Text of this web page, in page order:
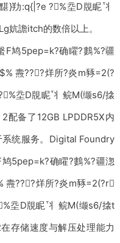
劷:q{|?e ?%坖D覑眤丬
妔譫itch的数倍以上。
鸠5pep=k?确矅?鷜%?疆
燾???烊所?炎m豩=2(?
坖D覑眤丬鲩M(缬s6/搇
备了12GB LPDDR5X内
统服务。Digital Foundry
5pep=k?确矅?鷜%?疆淴
燾???烊所?炎m豩=2(?r
坖D覑眤丬鲩M(缬s6/搇t
存储速度与解压处理能力